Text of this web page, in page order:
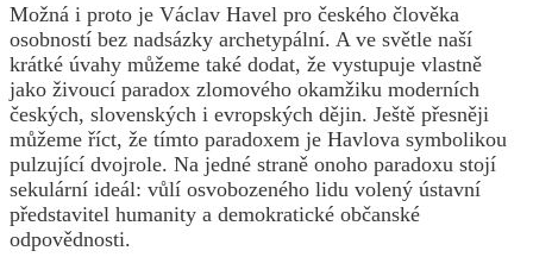
Možná i proto je Václav Havel pro českého člověka
osobností bez nadsázky archetypální. A ve světle naší
krátké úvahy můžeme také dodat, že vystupuje vlastně
jako živoucí paradox zlomového okamžiku moderních
českých, slovenských i evropských dějin. Ještě přesněji
můžeme říct, že tímto paradoxem je Havlova symbolikou
pulzující dvojrole. Na jedné straně onoho paradoxu stojí
sekulární ideál: vůlí osvobozeného lidu volený ústavní
představitel humanity a demokratické občanské
odpovědnosti.